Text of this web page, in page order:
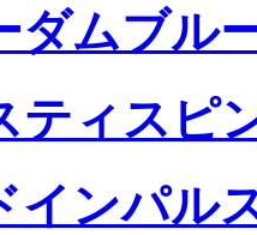
ダムブル
ティスピ
インパル